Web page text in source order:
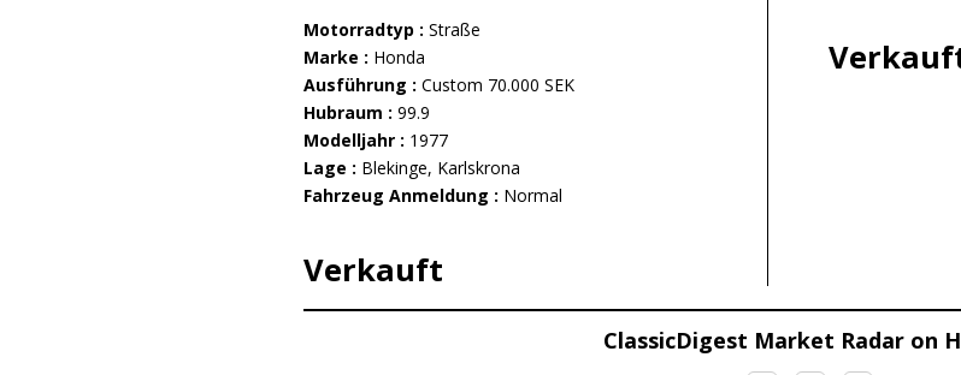
Motorradtyp : Straße
Marke : Honda
Ausführung : Custom 70.000 SEK
Hubraum : 99.9
Modelljahr : 1977
Lage : Blekinge, Karlskrona
Fahrzeug Anmeldung : Normal
Verkauft
ClassicDigest Market Radar on